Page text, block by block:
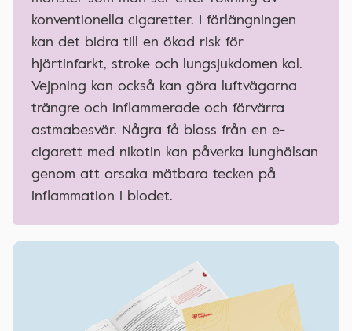
konventionella cigaretter. I förlängningen
kan det bidra till en ökad risk för
hjärtinfarkt, stroke och lungsjukdomen kol.
Vejpning kan också kan göra luftvägarna
trängre och inflammerade och förvärra
astmabesvär. Några få bloss från en e-
cigarett med nikotin kan påverka lunghälsan
genom att orsaka mätbara tecken på
inflammation i blodet.